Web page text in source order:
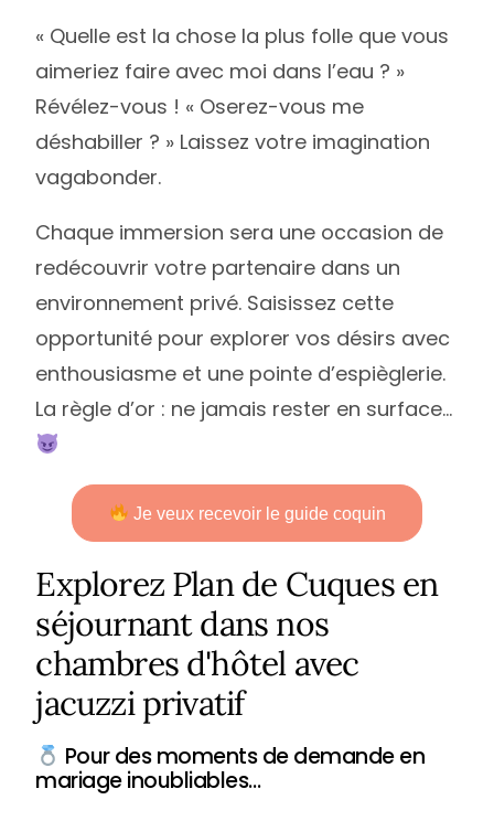
« Quelle est la chose la plus folle que vous
aimeriez faire avec moi dans l’eau ? »
Révélez-vous ! « Oserez-vous me
déshabiller ? » Laissez votre imagination
vagabonder.
Chaque immersion sera une occasion de
redécouvrir votre partenaire dans un
environnement privé. Saisissez cette
opportunité pour explorer vos désirs avec
enthousiasme et une pointe d’espièglerie.
La règle d’or : ne jamais rester en surface…
Je veux recevoir le guide coquin
Explorez Plan de Cuques en
séjournant dans nos
chambres d'hôtel avec
jacuzzi privatif
Pour des moments de demande en
mariage inoubliables…